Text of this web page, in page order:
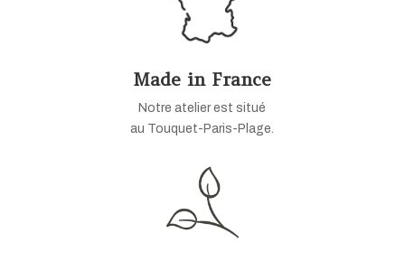
Made in France
Notre atelier est situé
au Touquet-Paris-Plage.